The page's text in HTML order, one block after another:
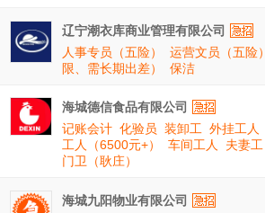
辽宁潮衣库商业管理有限公司
人事专员（五险）
运营文员（五险）
限、需长期出差）
保洁
海城德信食品有限公司
记账会计 化验员 装卸工 外挂工人
工人（6500元+）
车间工人 夫妻工
门卫（耿庄）
海城九阳物业有限公司